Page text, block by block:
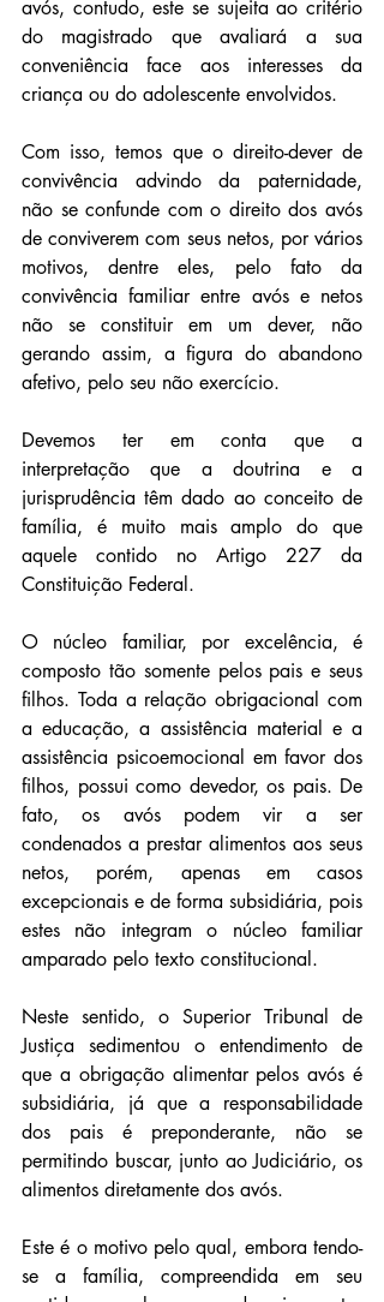
avós, contudo, este se sujeita ao critério
do magistrado que avaliará a sua
conveniência face aos interesses da
criança ou do adolescente envolvidos.
Com isso, temos que o direito-dever de
convivência advindo da paternidade,
não se confunde com o direito dos avós
de conviverem com seus netos, por vários
motivos, dentre eles, pelo fato da
convivência familiar entre avós e netos
não se constituir em um dever, não
gerando assim, a figura do abandono
afetivo, pelo seu não exercício.
Devemos ter em conta que a
interpretação que a doutrina e a
jurisprudência têm dado ao conceito de
família, é muito mais amplo do que
aquele contido no Artigo 227 da
Constituição Federal.
O núcleo familiar, por excelência, é
composto tão somente pelos pais e seus
filhos. Toda a relação obrigacional com
a educação, a assistência material e a
assistência psicoemocional em favor dos
filhos, possui como devedor, os pais. De
fato, os avós podem vir a ser
condenados a prestar alimentos aos seus
netos, porém, apenas em casos
excepcionais e de forma subsidiária, pois
estes não integram o núcleo familiar
amparado pelo texto constitucional.
Neste sentido, o Superior Tribunal de
Justiça sedimentou o entendimento de
que a obrigação alimentar pelos avós é
subsidiária, já que a responsabilidade
dos pais é preponderante, não se
permitindo buscar, junto ao Judiciário, os
alimentos diretamente dos avós.
Este é o motivo pelo qual, embora tendo-
se a família, compreendida em seu